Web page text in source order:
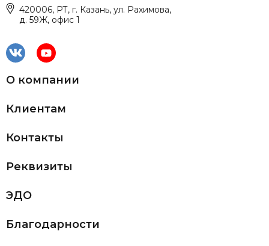
420006, РТ, г. Казань, ул. Рахимова,
д. 59Ж, офис 1
О компании
Клиентам
Контакты
Реквизиты
ЭДО
Благодарности